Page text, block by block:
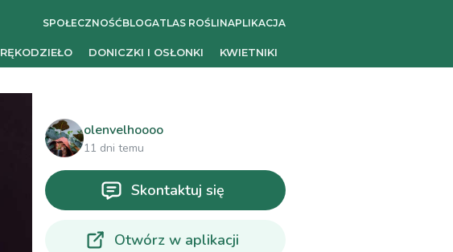
SPOŁECZNOŚĆBLOGATLAS ROŚLINAPLIKACJA
RĘKODZIEŁO DONICZKI I OSŁONKI KWIETNIKI
olenvelhoooo
11 dni temu
Skontaktuj się
Otwórz w aplikacji